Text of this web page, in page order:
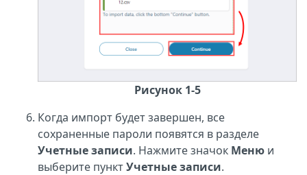
Рисунок 1-5
Когда импорт будет завершен, все
сохраненные пароли появятся в разделе
Учетные записи. Нажмите значок Меню и
выберите пунктУчетные записи.